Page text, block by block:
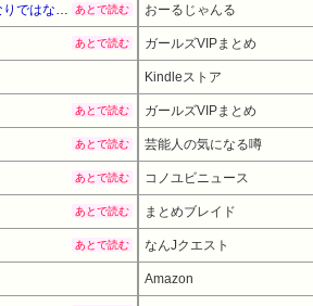
あとで読む おーるじゃんる
あとで読む ガールズVIPまとめ
Kindleストア
あとで読む ガールズVIPまとめ
あとで読む 芸能人の気になる噂
あとで読む コノユビニュース
あとで読む まとめブレイド
あとで読む なんJクエスト
Amazon